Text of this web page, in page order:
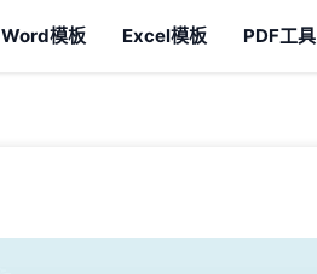
Word模板 Excel模板 PDF工具